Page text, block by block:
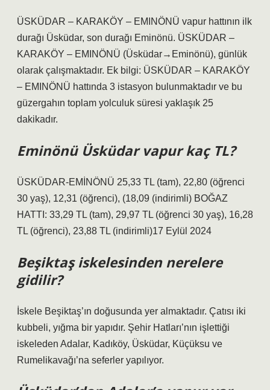
ÜSKÜDAR – KARAKÖY – EMINÖNÜ vapur hattının ilk
durağı Üsküdar, son durağı Eminönü. ÜSKÜDAR –
KARAKÖY – EMINÖNÜ (Üsküdar‎→Eminönü), günlük
olarak çalışmaktadır. Ek bilgi: ÜSKÜDAR – KARAKÖY
– EMINÖNÜ hattında 3 istasyon bulunmaktadır ve bu
güzergahın toplam yolculuk süresi yaklaşık 25
dakikadır.
Eminönü Üsküdar vapur kaç TL?
ÜSKÜDAR-EMİNÖNÜ 25,33 TL (tam), 22,80 (öğrenci
30 yaş), 12,31 (öğrenci), (18,09 (indirimli) BOĞAZ
HATTI: 33,29 TL (tam), 29,97 TL (öğrenci 30 yaş), 16,28
TL (öğrenci), 23,88 TL (indirimli)17 Eylül 2024
Beşiktaş iskelesinden nerelere
gidilir?
İskele Beşiktaş’ın doğusunda yer almaktadır. Çatısı iki
kubbeli, yığma bir yapıdır. Şehir Hatları’nın işlettiği
iskeleden Adalar, Kadıköy, Üsküdar, Küçüksu ve
Rumelikavağı’na seferler yapılıyor.